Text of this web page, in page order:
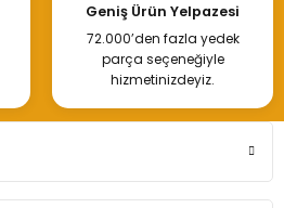
Geniş Ürün Yelpazesi
72.000’den fazla yedek
parça seçeneğiyle
hizmetinizdeyiz.